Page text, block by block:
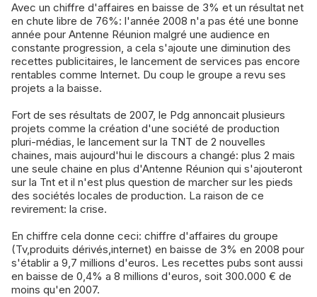
Avec un chiffre d'affaires en baisse de 3% et un résultat net
en chute libre de 76%: l'année 2008 n'a pas été une bonne
année pour Antenne Réunion malgré une audience en
constante progression, a cela s'ajoute une diminution des
recettes publicitaires, le lancement de services pas encore
rentables comme Internet. Du coup le groupe a revu ses
projets a la baisse.
Fort de ses résultats de 2007, le Pdg annoncait plusieurs
projets comme la création d'une société de production
pluri-médias, le lancement sur la TNT de 2 nouvelles
chaines, mais aujourd'hui le discours a changé: plus 2 mais
une seule chaine en plus d'Antenne Réunion qui s'ajouteront
sur la Tnt et il n'est plus question de marcher sur les pieds
des sociétés locales de production. La raison de ce
revirement: la crise.
En chiffre cela donne ceci: chiffre d'affaires du groupe
(Tv,produits dérivés,internet) en baisse de 3% en 2008 pour
s'établir a 9,7 millions d'euros. Les recettes pubs sont aussi
en baisse de 0,4% a 8 millions d'euros, soit 300.000 € de
moins qu'en 2007.